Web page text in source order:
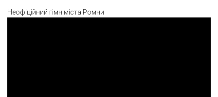
Неофіційний гімн міста Ромни